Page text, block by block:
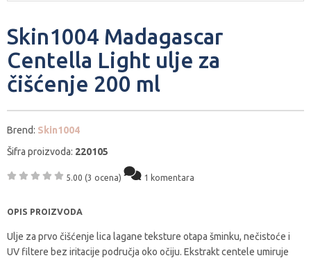
Skin1004 Madagascar
Centella Light ulje za
čišćenje 200 ml
Brend: Skin1004
Šifra proizvoda: 220105
5.00 (3 ocena) 1 komentara
OPIS PROIZVODA
Ulje za prvo čišćenje lica lagane teksture otapa šminku, nečistoće i
UV filtere bez iritacije područja oko očiju. Ekstrakt centele umiruje